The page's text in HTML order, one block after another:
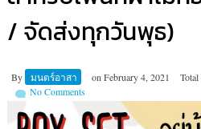
/ จัดส่งทุกวันพุธ)
By มนตร์อาสา on February 4, 2021
No Comments